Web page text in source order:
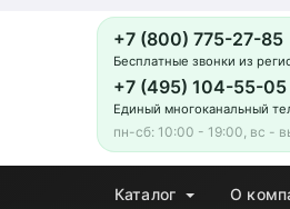
+7 (800) 775-27-85
Бесплатные звонки из
+7 (495) 104-55-05
Единый многоканальный
пн-сб: 10:00 - 19:00, вс -
Каталог О